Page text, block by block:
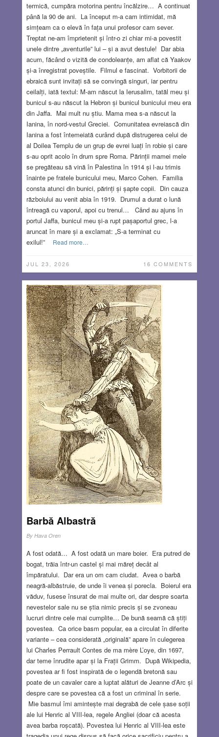
termică, cumpăra motorina pentru încălzire… A continuat
până la 90 de ani. La început m-a cam intimidat, mă
simțeam ca o elevă în fața unui profesor cam sever.
Treptat ne-am împrietenit și într-o zi chiar mi-a povestit
unele dintre „aventurile” lui – și a avut destule! Dar abia
acum, făcând o vizită de condoleanțe, am aflat că Yaakov
și-a înregistrat poveștile. Filmul e fascinat. Vorbitorii de
ebraică sunt invitați să se convingă singuri, iar pentru
ceilalți, iată textul: M-am născut la Ierusalim, tatăl meu și
bunicul s-au născut la Hebron și bunicul bunicului meu era
din Jaffa. Mai mult nu știu. Mama mea s-a născut la
Ianina, în nord-vestul Greciei. Comunitatea evreiască din
Ianina a fost întemeiată curând după distrugerea celui de
al Doilea Templu de un grup de evrei luați în robie și care
s-au oprit acolo în drum spre Roma. Părinții mamei mele
se pregăteau să vină în Palestina în 1914 și l-au trimis
înainte pe fratele bunicului meu, Marco Cohen. Familia
consta atunci din bunici, părinți și șapte copii. Din cauza
războiului au venit abia în 1919. Drumul a durat o lună
întreagă cu vaporul, apoi cu trenul… Când au ajuns în
portul Jaffa, bunicul meu și-a rupt pașaportul grec, l-a
aruncat în mare și a exclamat: „S-a terminat cu
exilul!”
Read more…
JUL 23, 2026 16 COMMENTS
Barbă Albastră
By Hava Oren
A fost odată… A fost odată un mare boier. Era putred de
bogat, trăia într-un castel și mai măreț decât al
împăratului. Dar era un om cam ciudat. Avea o barbă
neagră-albăstruie, de unde îi venea și porecla. Boierul era
văduv, fusese însurat de mai multe ori, dar despre soarta
nevestelor sale nu se știa nimic precis și se zvoneau
lucruri dintre cele mai cumplite… De bună seamă că știți
povestea. Ca orice basm popular, ea a circulat în diferite
variante – cea considerată „originală” apare în culegerea
lui Charles Perrault Contes de ma mère L’oye, din 1697,
dar teme înrudite apar și la Frații Grimm. După Wikipedia,
povestea ar fi fost inspirată de o legendă bretonă sau
poate de un cavaler care a luptat alături de Jeanne d’Arc și
despre care se povestea că a fost un criminal în serie.
Mie basmul îmi amintește mai degrabă de cele șase soții
ale lui Henric al VIII-lea, regele Angliei (doar că acesta
avea barba roșcată). Povestea lui Henric al VIII-lea este